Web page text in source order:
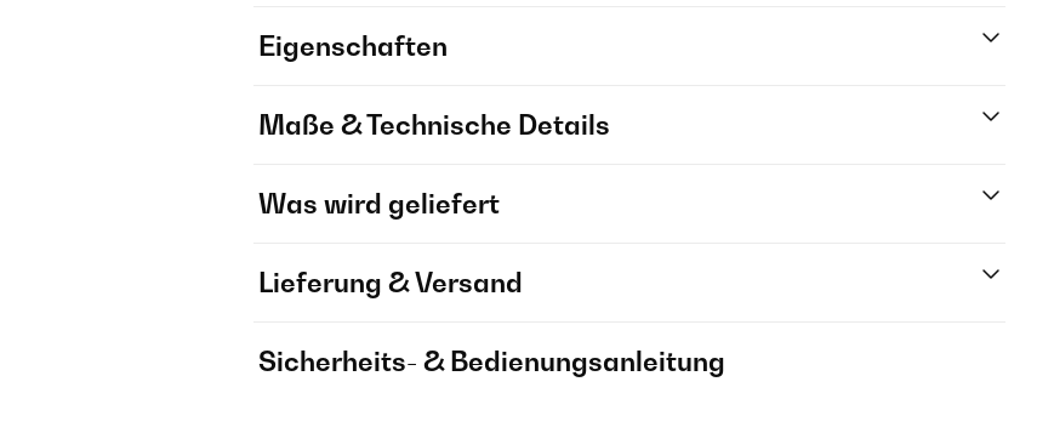
Eigenschaften
Maße & Technische Details
Was wird geliefert
Lieferung & Versand
Sicherheits- & Bedienungsanleitung